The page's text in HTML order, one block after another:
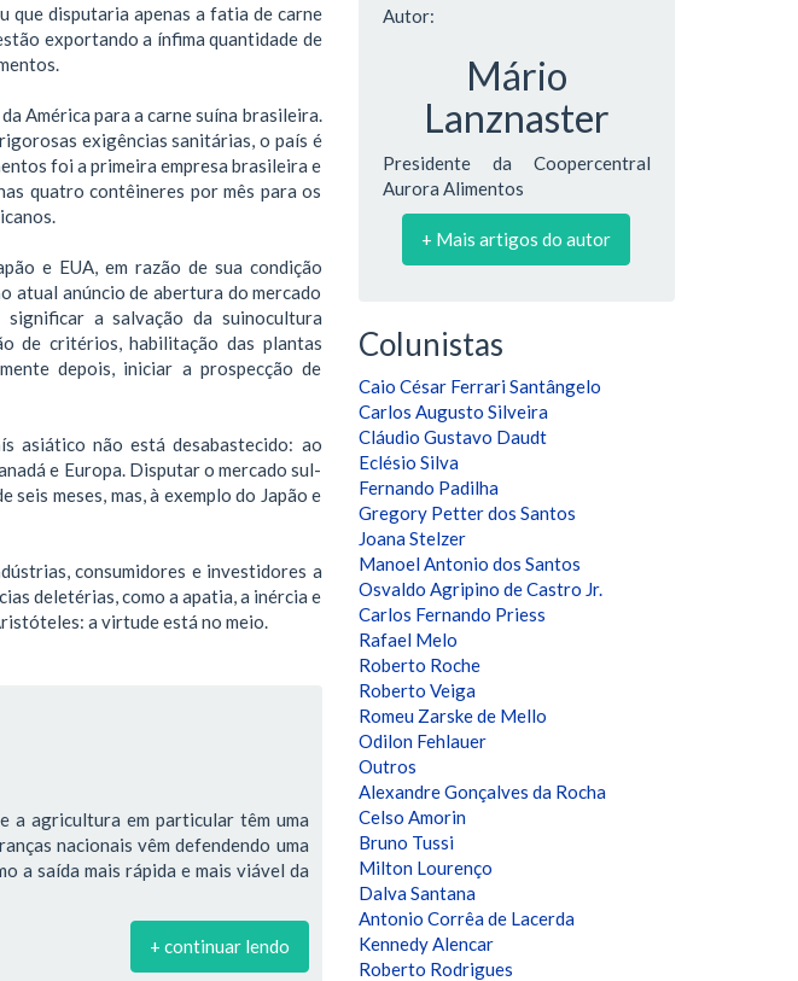
que disputaria apenas a fatia de carne
exportando a ínfima quantidade de
América para a carne suína brasileira.
exigências sanitárias, o país é
foi a primeira empresa brasileira e
quatro contêineres por mês para os
e EUA, em razão de sua condição
atual anúncio de abertura do mercado
a salvação da suinocultura
de critérios, habilitação das plantas
depois, iniciar a prospecção de
asiático não está desabastecido: ao
e Europa. Disputar o mercado sul-
meses, mas, à exemplo do Japão e
consumidores e investidores a
deletérias, como a apatia, a inércia e
a virtude está no meio.
a agricultura em particular têm uma
nacionais vêm defendendo uma
a saída mais rápida e mais viável da
+ continuar lendo
Autor:
Mário
Lanznaster
Presidente da Coopercentral
Aurora Alimentos
+ Mais artigos do autor
Colunistas
Caio César Ferrari Santângelo
Carlos Augusto Silveira
Cláudio Gustavo Daudt
Eclésio Silva
Fernando Padilha
Gregory Petter dos Santos
Joana Stelzer
Manoel Antonio dos Santos
Osvaldo Agripino de Castro Jr.
Carlos Fernando Priess
Rafael Melo
Roberto Roche
Roberto Veiga
Romeu Zarske de Mello
Odilon Fehlauer
Outros
Alexandre Gonçalves da Rocha
Celso Amorin
Bruno Tussi
Milton Lourenço
Dalva Santana
Antonio Corrêa de Lacerda
Kennedy Alencar
Roberto Rodrigues